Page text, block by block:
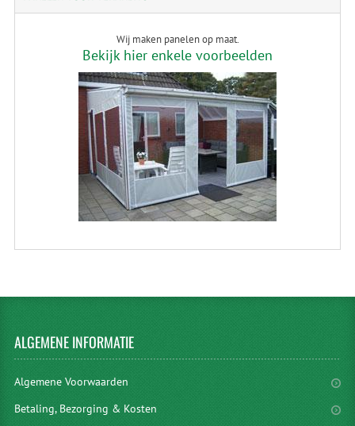
Wij maken panelen op maat.
Bekijk hier enkele voorbeelden
ALGEMENEINFORMATIE
Algemene Voorwaarden
Betaling, Bezorging & Kosten